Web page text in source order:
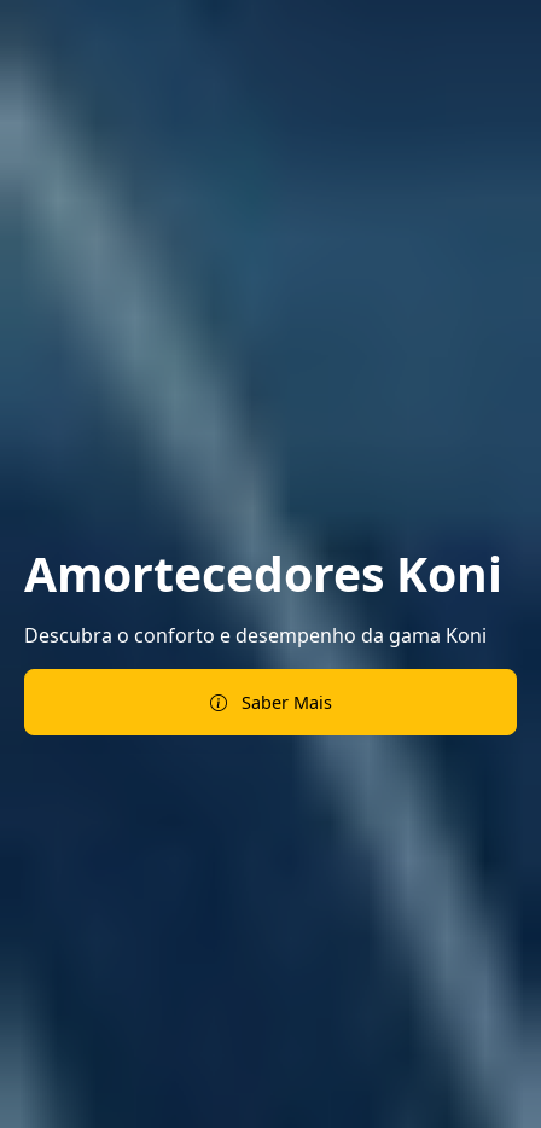
Amortecedores Koni
Descubra o conforto e desempenho da gama Koni
Saber Mais